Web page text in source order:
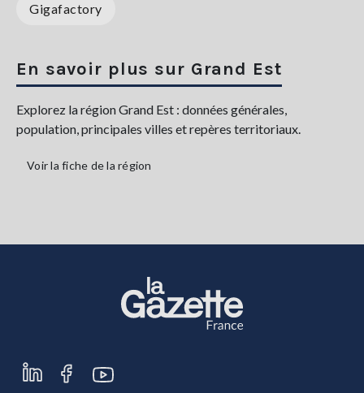
Gigafactory
En savoir plus sur Grand Est
Explorez la région Grand Est : données générales,
population, principales villes et repères territoriaux.
Voir la fiche de la région